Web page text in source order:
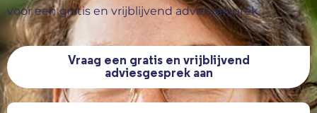
voor een gratis en vrijblijvend adviesgesprek.
Vraag een gratis en vrijblijvend
adviesgesprek aan